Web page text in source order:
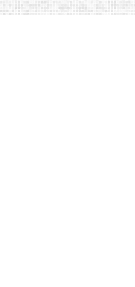
北工业园区，占地面积30亩（20000平方